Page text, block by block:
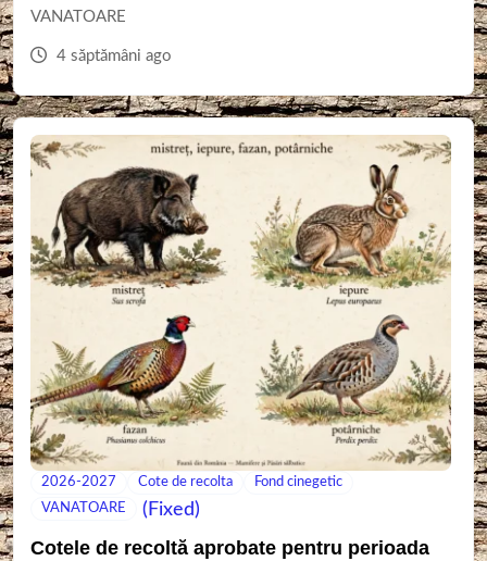
VANATOARE
4 săptămâni ago
2026-2027 Cote de recolta
Fond cinegetic
VANATOARE
(Fixed)
Cotele de recoltă aprobate pentru perioada